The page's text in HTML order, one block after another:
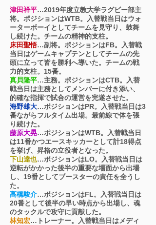
津田祥平…2019年度立教大学ラグビー部主
将。ポジションはWTB。入替戦当日はウォ
ーターボーイとしてチームを見守り、鼓舞
し続けた。チームの精神的支柱。
床田聖悟…副将。ポジションはFB。入替戦
当日はゲームキャプテンとしてチームの先
頭に立って皆を勝利へ導いた。チームの戦
力的支柱。15番。
真貝隆平…主務。ポジションはCTB。入替
戦当日は主務としてメンバーに付き添い、
的確な指揮で試合の運営を完遂させた。
海野雄大…ポジションはPR。入替戦当日は3
番ながらフルタイム出場。最前線で体を張
り続けた。
藤原大晃…ポジションはWTB。入替戦当日
は11番かつエースキッカーとして計18得点
を挙げ、昇格の立役者となった。
下山達也…ポジションはLO。入替戦当日は
逆転がかかった後半の重要な場面から出場
し、19番としてブースターの責任を全うし
た。
髙橋駿介…ポジションはFL。入替戦当日は
20番として後半の早い時点から出場し、魂
のタックルで攻守に貢献した。
林知宏…トレーナー。入替戦当日はメディ